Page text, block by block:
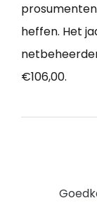
heffen. Het
€106,00.